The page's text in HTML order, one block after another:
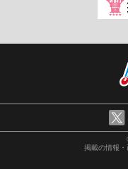
掲載の情報